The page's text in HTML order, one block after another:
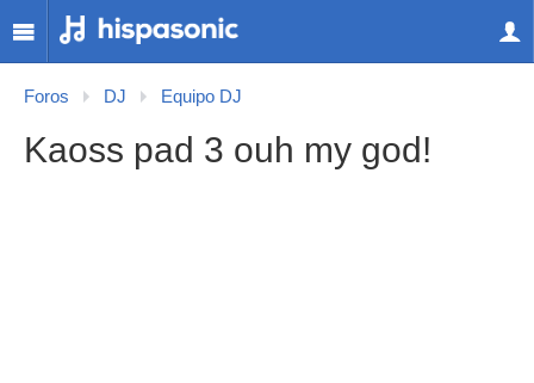
Foros DJ Equipo DJ
Kaoss pad 3 ouh my god!